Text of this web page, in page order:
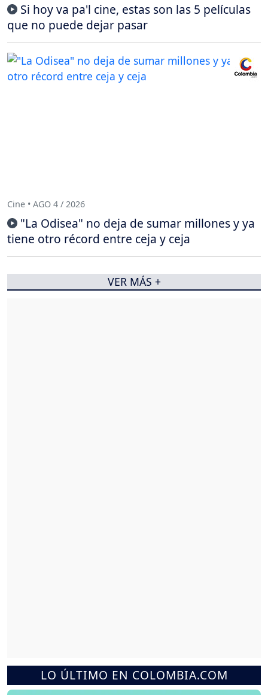
LO ÚLTIMO EN COLOMBIA.COM
Si hoy va pa'l cine, estas son las 5 películas
que no puede dejar pasar
Cine • AGO 4 / 2026
"La Odisea" no deja de sumar millones y ya
tiene otro récord entre ceja y ceja
VER MÁS +